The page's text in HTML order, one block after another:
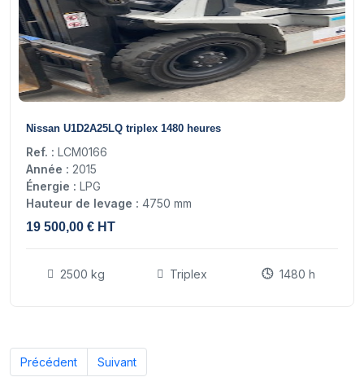
Nissan U1D2A25LQ triplex 1480 heures
Ref. : LCM0166
Année : 2015
Énergie : LPG
Hauteur de levage : 4750 mm
19 500,00 € HT
2500 kg Triplex 1480 h
Précédent Suivant